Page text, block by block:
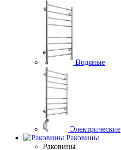
Водяные
Электрические
Раковины
Раковины